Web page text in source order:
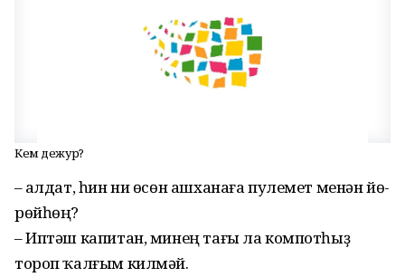
Кем дежур?
– Һалдат, һин ни өсөн аш­ханаға пулемет менән йө­
рөй­һөң?
– Иптәш капитан, минең тағы ла компотһыҙ
тороп ҡал­ғым килмәй.